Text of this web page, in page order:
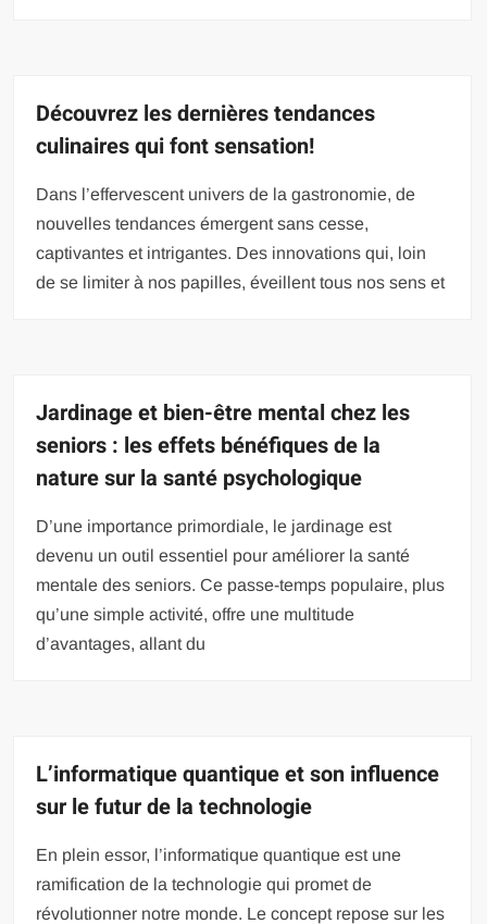
Découvrez les dernières tendances
culinaires qui font sensation!
Dans l’effervescent univers de la gastronomie, de
nouvelles tendances émergent sans cesse,
captivantes et intrigantes. Des innovations qui, loin
de se limiter à nos papilles, éveillent tous nos sens et
Jardinage et bien-être mental chez les
seniors : les effets bénéfiques de la
nature sur la santé psychologique
D’une importance primordiale, le jardinage est
devenu un outil essentiel pour améliorer la santé
mentale des seniors. Ce passe-temps populaire, plus
qu’une simple activité, offre une multitude
d’avantages, allant du
L’informatique quantique et son influence
sur le futur de la technologie
En plein essor, l’informatique quantique est une
ramification de la technologie qui promet de
révolutionner notre monde. Le concept repose sur les